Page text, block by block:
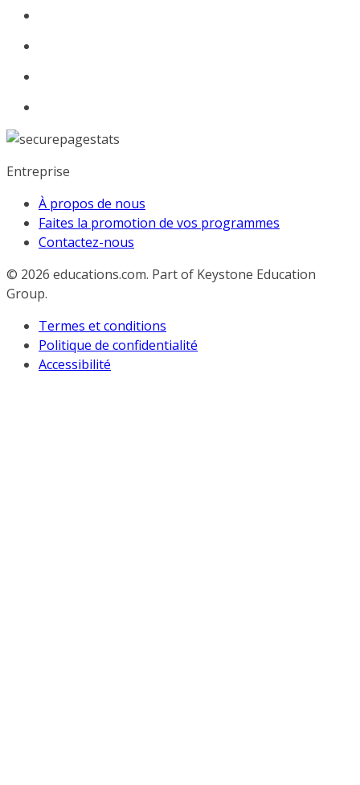
Entreprise
À propos de nous
Faites la promotion de vos programmes
Contactez-nous
© 2026 educations.com. Part of Keystone Education
Group.
Termes et conditions
Politique de confidentialité
Accessibilité